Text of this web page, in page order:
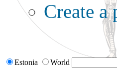
Create a
Estonia World